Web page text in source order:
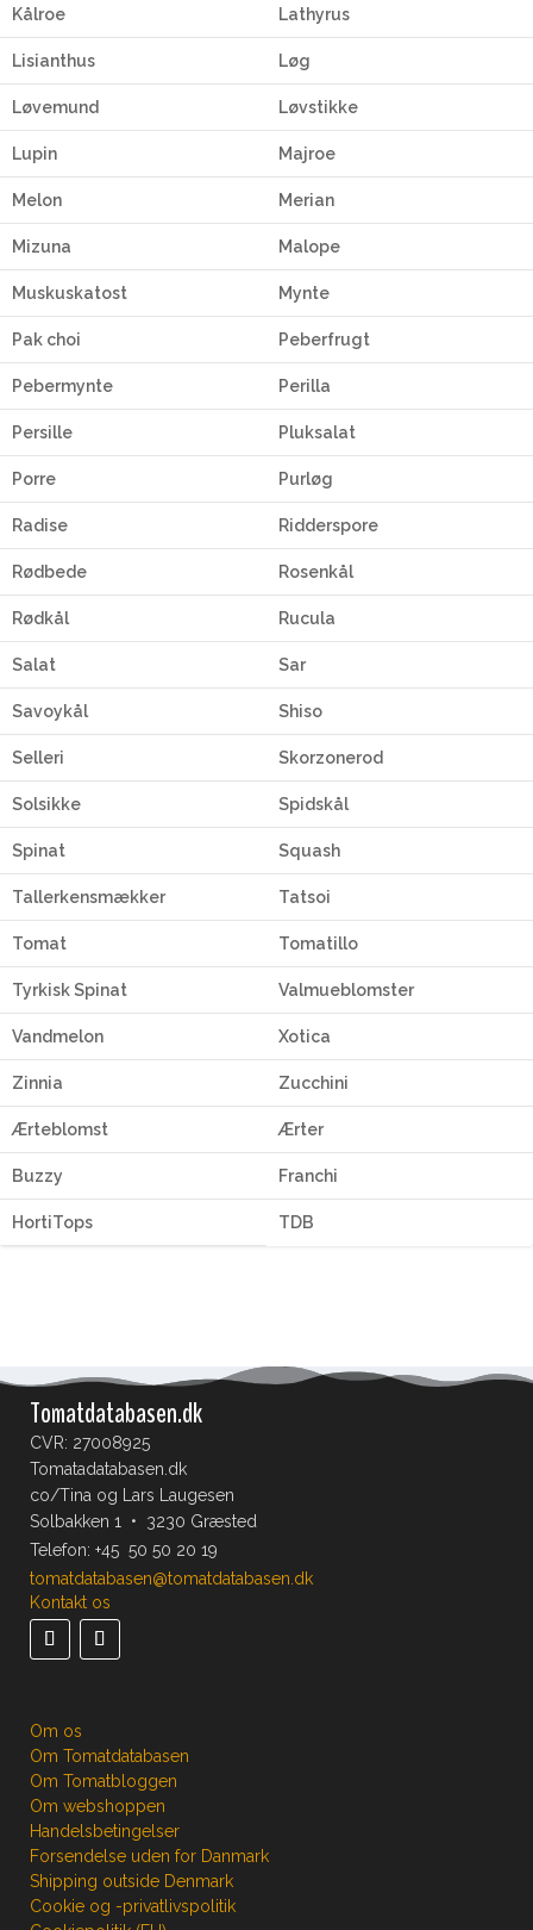
Kålroe Lathyrus
Lisianthus Løg
Løvemund Løvstikke
Lupin Majroe
Melon Merian
Mizuna Malope
Muskuskatost Mynte
Pak choi Peberfrugt
Pebermynte Perilla
Persille Pluksalat
Porre Purløg
Radise Ridderspore
Rødbede Rosenkål
Rødkål Rucula
Salat Sar
Savoykål Shiso
Selleri Skorzonerod
Solsikke Spidskål
Spinat Squash
Tallerkensmækker Tatsoi
Tomat Tomatillo
Tyrkisk Spinat Valmueblomster
Vandmelon Xotica
Zinnia Zucchini
Ærteblomst Ærter
Buzzy Franchi
HortiTops TDB
Tomatdatabasen.dk
CVR: 27008925
Tomatadatabasen.dk
co/Tina og Lars Laugesen
Solbakken 1 • 3230 Græsted
Telefon: +45 50 50 20 19
tomatdatabasen@tomatdatabasen.dk
Kontakt os
Om os
Om Tomatdatabasen
Om Tomatbloggen
Om webshoppen
Handelsbetingelser
Forsendelse uden for Danmark
Shipping outside Denmark
Cookie og -privatlivspolitik